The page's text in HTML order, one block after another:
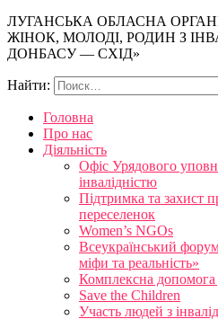
ЛУГАНСЬКА ОБЛАСНА
ЖІНОК, МОЛОДІ, РОДИН З
ДОНБАСУ — СХІД»
Найти:
Головна
Про нас
Діяльність
Офіс Урядового
інвалідністю
Підтримка та захист
переселенок
Women’s NGOs
Всеукраїнський
міфи та реальність»
Комплексна допомога
Save the Children
Участь людей з